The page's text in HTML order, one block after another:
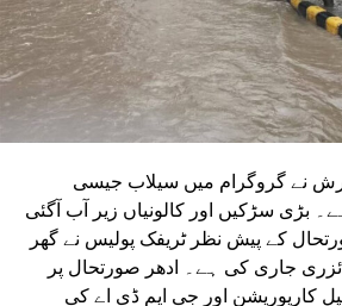
اینڈ ٹوبرو (L&T) ہے۔ سول ورک کی تخمینہ لاگت 1,200 کروڑ
بنائے جائیں گے۔ ان میں
سیکٹر-38A بوٹینیکل گارڈن، سیکٹر-44، نوئیڈا آفس، سیکٹر-96،
سیکٹر-97، سیکٹر-105، سیکٹر-108، سیکٹر-93، اور پنچشیل
گے۔
نے گروگرام میں سیلاب جیسی
بڑی سڑکیں اور کالونیاں زیر آب آگئی
کے پیش نظر ٹریفک پولیس نے گھر
جاری کی ہے۔ ادھر صورتحال پر
کارپوریشن اور جی ایم ڈی اے کی